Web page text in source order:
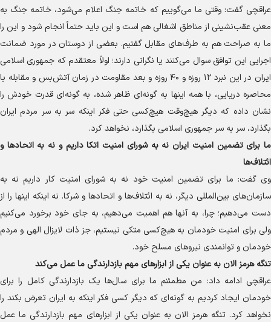
عراقچی گفت: وقتی ما می‌گوییم که خاتمه جنگ اعلام می‌شود، خاتمه جنگ به
معنی عقب‌نشینی از مناطق اشغالی هم است و این باید حتماً انجام شود و این را
ما به صراحت هم به طرف‌های مقابل گفتیم. بعضی از دوستان در مورد ضمانت
اجرایی این توافق سوال می‌کنند یا نگرانی دارند؛ اولاً معتقدم که جمهوری اسلامی
ایران در این نبرد ۱۲ روزه و ۴۰ روزه و بعد مقاومت در زمان آتش‌بس و مقابله با
محاصره دریایی، با همه اینها به گونه‌ای ظاهر شده، به گونه‌ای قدرت خودش را
نشان داده که دیگر هیچ‌وقت هیچ‌کسی حتی فکر اینکه سر به سر مردم ایران
بگذارد، سر به سر جمهوری اسلامی بگذارد، نخواهد کرد.
ما برای تضمین امنیت ایران نه به شورای امنیت اتکا داریم و نه به اتحاد‌ها و
ائتلاف‌ها
وی گفت: ما برای تضمین امنیت خود نه به شورای امنیت کار داریم نه به
سازمان‌های بین‌المللی دیگر، نه به ائتلاف‌ها و اتحاد‌ها و شرکا. نه اینکه اینها را از
دست می‌دهیم؛ چرا، به آنها هم اهمیت می‌دهیم، به جای خود برخورد می‌کنیم
ولی برای امنیت خودمان به هیچ‌کسی متکی نیستیم، جز ذات لایزال الهی و مردم
خودمان و توانمندی نیرو‌های مسلح خود.
تنگه هرمز الان به عنوان یکی از ابزار‌های مهم بازدارندگی ما عمل می‌کند
عراقچی ادامه داد: من مطمئنم ما برای سال‌ها یک بازدارندگی کامل را برای
خودمان ایجاد کردیم به گونه‌ای که دیگر کسی فکر اینکه به ایران تعرض بکند را
نخواهد کرد. تنگه هرمز الان به عنوان یکی از ابزار‌های مهم بازدارندگی ما عمل